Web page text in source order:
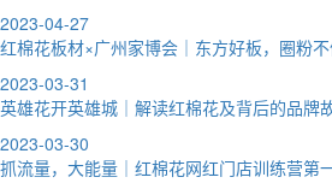
2023-04-27
红棉花板材×广州家博会｜东方好板，圈粉不
2023-03-31
英雄花开英雄城｜解读红棉花及背后的品牌
2023-03-30
抓流量，大能量｜红棉花网红门店训练营第